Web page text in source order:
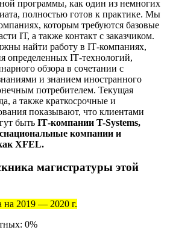
программы, как один из немногих
полностью готов к практике. Мы
которым требуются базовые
ІТ, а также контакт с заказчиком.
найти работу в ІТ-компаниях,
определенных ІТ-технологий,
обзора в сочетании с
и знанием иностранного
потребителем. Текущая
а также краткосрочные и
показывают, что клиентами
быть ІТ-компании T-Systems,
компании и
XFEL.
магистратуры этой
на 2019 — 2020 г.
0%